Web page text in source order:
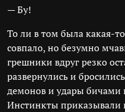
— Бу!
То ли в том была какая-
совпало, но безумно
грешники вдруг резко
развернулись и
демонов и удары бичами
Инстинкты приказывали